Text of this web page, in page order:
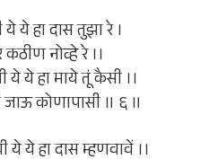
ये हा दास तुझा रे ।
नोव्हे रे ।।
ये हा माये तूं कैसी ।।
जाऊ कोणापासी ॥ ६ ॥
ये हा दास म्हणवावें ।।